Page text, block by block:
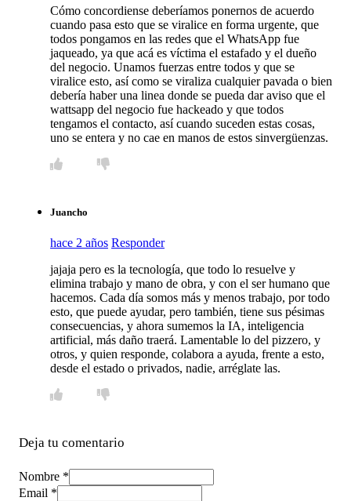
Cómo concordiense deberíamos ponernos de acuerdo
cuando pasa esto que se viralice en forma urgente, que
todos pongamos en las redes que el WhatsApp fue
jaqueado, ya que acá es víctima el estafado y el dueño
del negocio. Unamos fuerzas entre todos y que se
viralice esto, así como se viraliza cualquier pavada o bien
debería haber una linea donde se pueda dar aviso que el
wattsapp del negocio fue hackeado y que todos
tengamos el contacto, así cuando suceden estas cosas,
uno se entera y no cae en manos de estos sinvergüenzas.
Juancho
hace 2 años Responder
jajaja pero es la tecnología, que todo lo resuelve y
elimina trabajo y mano de obra, y con el ser humano que
hacemos. Cada día somos más y menos trabajo, por todo
esto, que puede ayudar, pero también, tiene sus pésimas
consecuencias, y ahora sumemos la IA, inteligencia
artificial, más daño traerá. Lamentable lo del pizzero, y
otros, y quien responde, colabora a ayuda, frente a esto,
desde el estado o privados, nadie, arréglate las.
Deja tu comentario
Nombre *
Email *